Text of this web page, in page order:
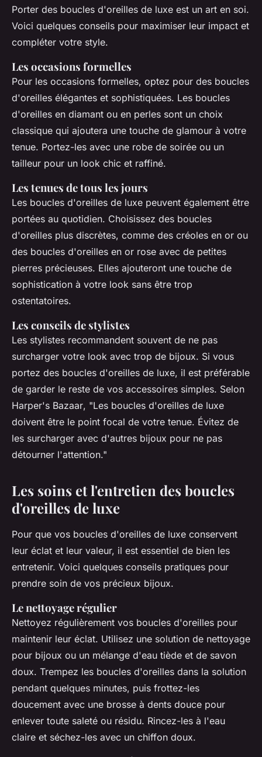
Porter des boucles d'oreilles de luxe est un art en soi.
Voici quelques conseils pour maximiser leur impact et
compléter votre style.
Les occasions formelles
Pour les occasions formelles, optez pour des boucles
d'oreilles élégantes et sophistiquées. Les boucles
d'oreilles en diamant ou en perles sont un choix
classique qui ajoutera une touche de glamour à votre
tenue. Portez-les avec une robe de soirée ou un
tailleur pour un look chic et raffiné.
Les tenues de tous les jours
Les boucles d'oreilles de luxe peuvent également être
portées au quotidien. Choisissez des boucles
d'oreilles plus discrètes, comme des créoles en or ou
des boucles d'oreilles en or rose avec de petites
pierres précieuses. Elles ajouteront une touche de
sophistication à votre look sans être trop
ostentatoires.
Les conseils de stylistes
Les stylistes recommandent souvent de ne pas
surcharger votre look avec trop de bijoux. Si vous
portez des boucles d'oreilles de luxe, il est préférable
de garder le reste de vos accessoires simples. Selon
Harper's Bazaar, "Les boucles d'oreilles de luxe
doivent être le point focal de votre tenue. Évitez de
les surcharger avec d'autres bijoux pour ne pas
détourner l'attention."
Les soins et l'entretien des boucles
d'oreilles de luxe
Pour que vos boucles d'oreilles de luxe conservent
leur éclat et leur valeur, il est essentiel de bien les
entretenir. Voici quelques conseils pratiques pour
prendre soin de vos précieux bijoux.
Le nettoyage régulier
Nettoyez régulièrement vos boucles d'oreilles pour
maintenir leur éclat. Utilisez une solution de nettoyage
pour bijoux ou un mélange d'eau tiède et de savon
doux. Trempez les boucles d'oreilles dans la solution
pendant quelques minutes, puis frottez-les
doucement avec une brosse à dents douce pour
enlever toute saleté ou résidu. Rincez-les à l'eau
claire et séchez-les avec un chiffon doux.